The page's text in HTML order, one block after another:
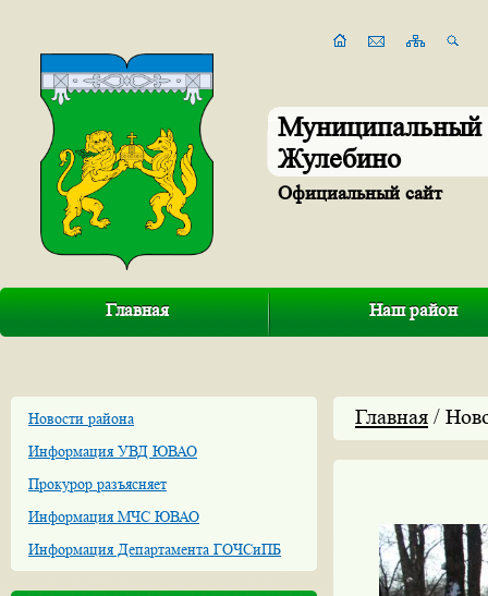
Муниципальный
Жулебино
Официальный сайт
Главная Наш район
Новости района
Информация УВД ЮВАО
Прокурор разъясняет
Информация МЧС ЮВАО
Информация Департамента ГОЧСиПБ
Главная /